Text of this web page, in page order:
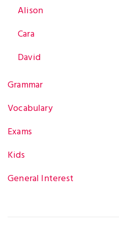
g
a
t
i
Alison
Cara
David
Grammar
Vocabulary
Exams
Kids
General Interest